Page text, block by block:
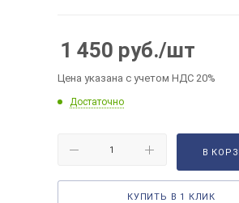
1 450 руб./шт
Цена указана с учетом НДС 20%
Достаточно
В
КУПИТЬ В 1 КЛИК